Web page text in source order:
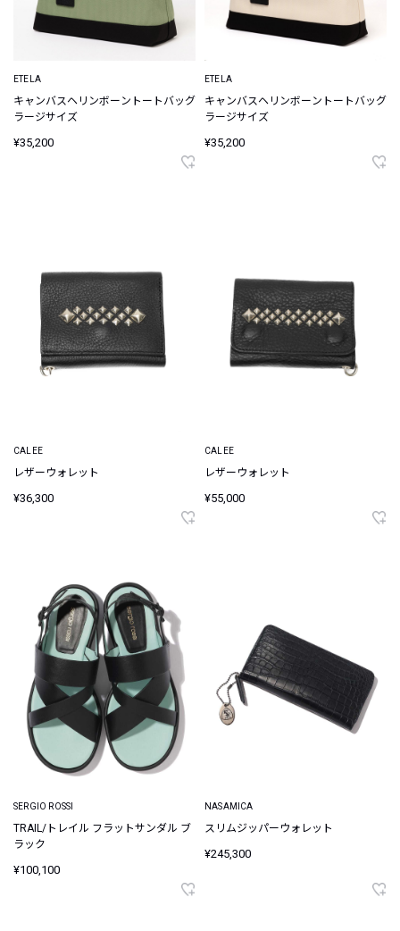
ETELA
キャンバスヘリンボーントートバッグ
ラージサイズ
¥35,200
ETELA
キャンバスヘリンボーントートバッグ
ラージサイズ
¥35,200
CALEE
レザーウォレット
¥36,300
CALEE
レザーウォレット
¥55,000
SERGIO ROSSI
TRAIL/トレイル フラットサンダル ブ
ラック
¥100,100
NASAMICA
スリムジッパーウォレット
¥245,300